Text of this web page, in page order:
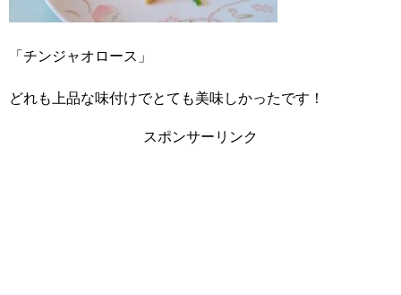
「チンジャオロース」
どれも上品な味付けでとても美味しかったです！
スポンサーリンク